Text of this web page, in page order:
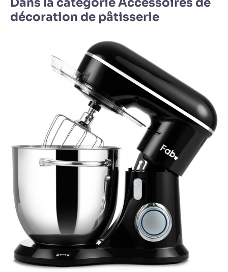
Dans la catégorie Accessoires de
décoration de pâtisserie